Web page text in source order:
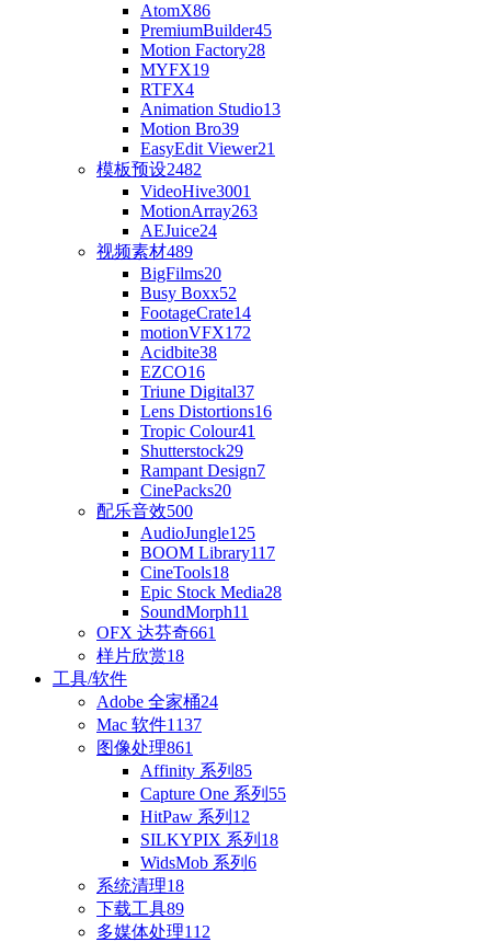
AtomX86
PremiumBuilder45
Motion Factory28
MYFX19
RTFX4
Animation Studio13
Motion Bro39
EasyEdit Viewer21
模板预设2482
VideoHive3001
MotionArray263
AEJuice24
视频素材489
BigFilms20
Busy Boxx52
FootageCrate14
motionVFX172
Acidbite38
EZCO16
Triune Digital37
Lens Distortions16
Tropic Colour41
Shutterstock29
Rampant Design7
CinePacks20
配乐音效500
AudioJungle125
BOOM Library117
CineTools18
Epic Stock Media28
SoundMorph11
OFX 达芬奇661
样片欣赏18
工具/软件
Adobe 全家桶24
Mac 软件1137
图像处理861
Affinity 系列 85
Capture One 系列 55
HitPaw 系列 12
SILKYPIX 系列 18
WidsMob 系列 6
系统清理18
下载工具89
多媒体处理112